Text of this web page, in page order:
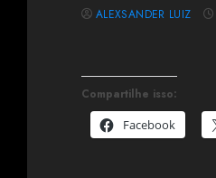
Compartilhe isso:
Facebook
ALEXSANDER LUIZ